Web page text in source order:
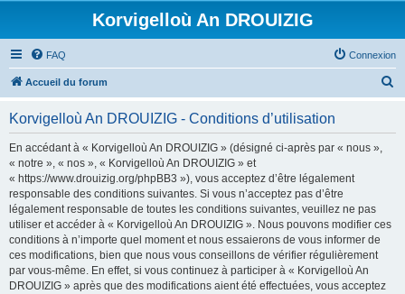
Korvigelloù An DROUIZIG
FAQ Connexion
Accueil du forum
Korvigelloù An DROUIZIG - Conditions d’utilisation
En accédant à « Korvigelloù An DROUIZIG » (désigné ci-après par « nous »,
« notre », « nos », « Korvigelloù An DROUIZIG » et
« https://www.drouizig.org/phpBB3 »), vous acceptez d’être légalement
responsable des conditions suivantes. Si vous n’acceptez pas d’être
légalement responsable de toutes les conditions suivantes, veuillez ne pas
utiliser et accéder à « Korvigelloù An DROUIZIG ». Nous pouvons modifier ces
conditions à n’importe quel moment et nous essaierons de vous informer de
ces modifications, bien que nous vous conseillons de vérifier régulièrement
par vous-même. En effet, si vous continuez à participer à « Korvigelloù An
DROUIZIG » après que des modifications aient été effectuées, vous acceptez